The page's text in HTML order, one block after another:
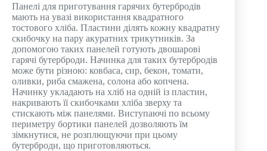
Панелі для приготування гарячих бутербродів
мають на увазі використання квадратного
тостового хліба. Пластини ділять кожну квадратну
скибочку на пару акуратних трикутників. За
допомогою таких панелей готують двошарові
гарячі бутерброди. Начинка для таких бутербродів
може бути різною: ковбаса, сир, бекон, томати,
оливки, риба смажена, солона або копчена.
Начинку укладають на хліб на одній із пластин,
накривають її скибочками хліба зверху та
стискають між панелями. Виступаючі по всьому
периметру бортики панелей дозволяють їм
зімкнутися, не розплющуючи при цьому
бутерброди, що приготовляються.